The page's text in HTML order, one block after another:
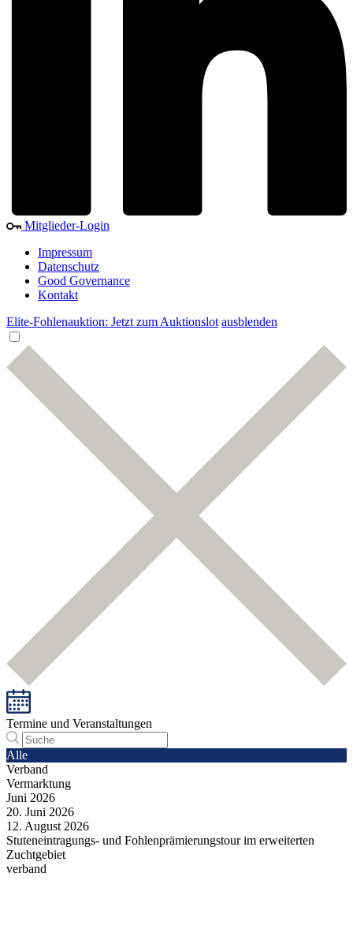
Mitglieder-Login
Impressum
Datenschutz
Good Governance
Kontakt
Elite-Fohlenauktion: Jetzt zum Auktionslot ausblenden
Termine und Veranstaltungen
Alle
Verband
Vermarktung
Juni 2026
20. Juni 2026
12. August 2026
Stuteneintragungs- und Fohlenprämierungstour im erweiterten
Zuchtgebiet
verband